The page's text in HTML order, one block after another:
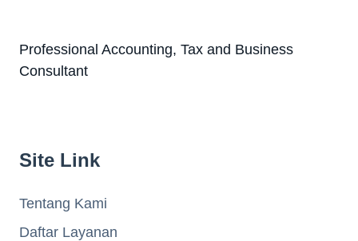
Professional Accounting, Tax and Business
Consultant
Site Link
Tentang Kami
Daftar Layanan